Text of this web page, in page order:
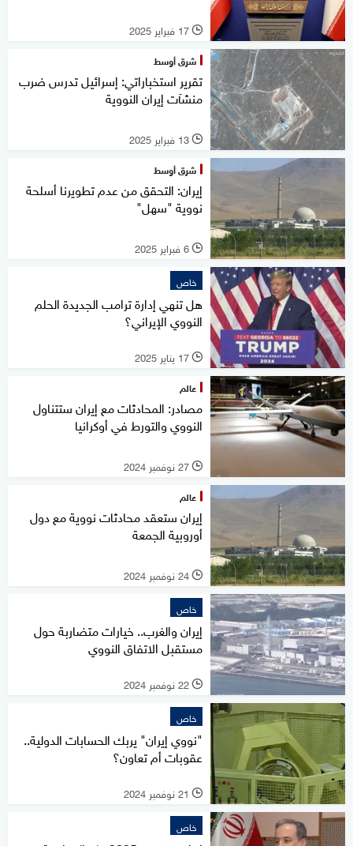
l 17 فبراير 2025
شرق أوسط
تقرير استخباراتي: إسرائيل تدرس ضرب
منشآت إيران النووية
l 13 فبراير 2025
شرق أوسط
إيران: التحقق من عدم تطويرنا أسلحة
نووية "سهل"
l 6 فبراير 2025
خاص
هل تنهي إدارة ترامب الجديدة الحلم
النووي الإيراني؟
l 17 يناير 2025
عالم
مصادر: المحادثات مع إيران ستتناول
النووي والتورط في أوكرانيا
l 27 نوفمبر 2024
عالم
إيران ستعقد محادثات نووية مع دول
أوروبية الجمعة
l 24 نوفمبر 2024
خاص
إيران والغرب.. خيارات متضاربة حول
مستقبل الاتفاق النووي
l 22 نوفمبر 2024
خاص
"نووي إيران" يربك الحسابات الدولية..
عقوبات أم تعاون؟
l 21 نوفمبر 2024
خاص